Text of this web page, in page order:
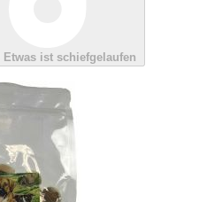
Etwas ist schiefgelaufen